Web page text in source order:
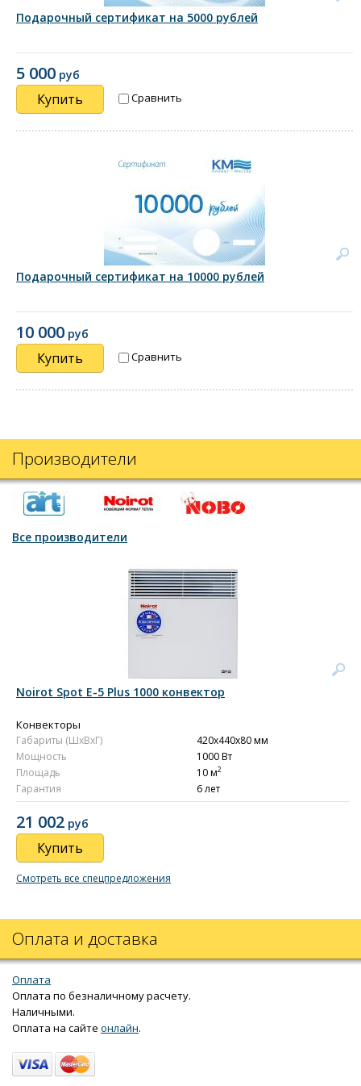
Подарочный сертификат на 5000 рублей
5 000 руб
Купить Сравнить
Подарочный сертификат на 10000 рублей
10 000 руб
Купить Сравнить
Производители
Все производители
Noirot Spot E-5 Plus 1000 конвектор
Конвекторы
Габариты (ШxВxГ)
420x440x80 мм
Мощность
1000 Вт
Площадь
10 м2
Гарантия 6 лет
21 002 руб
Купить
Смотреть все спецпредложения
Оплата и доставка
Оплата
Оплата по безналичному расчету.
Наличными.
Оплата на сайте онлайн.